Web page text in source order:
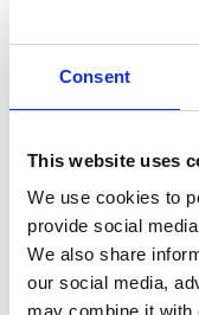
Consent
This website uses
We use cookies to
provide social
We also share
our social media,
may combine it with